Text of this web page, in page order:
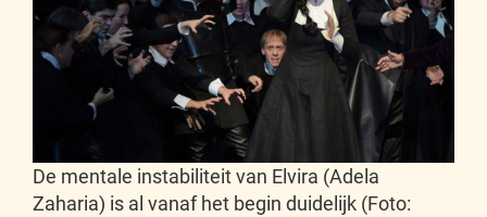
De mentale instabiliteit van Elvira (Adela
Zaharia) is al vanaf het begin duidelijk (Foto: